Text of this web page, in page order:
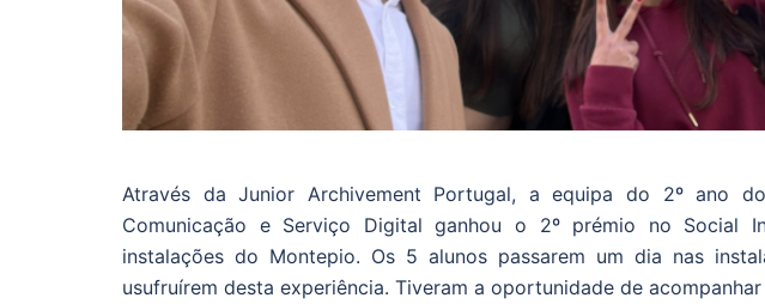
Através da Junior Archivement Portugal, a equipa do 2º ano
Comunicação e Serviço Digital ganhou o 2º prémio no Social
instalações do Montepio. Os 5 alunos passarem um dia nas
usufruírem desta experiência. Tiveram a oportunidade de